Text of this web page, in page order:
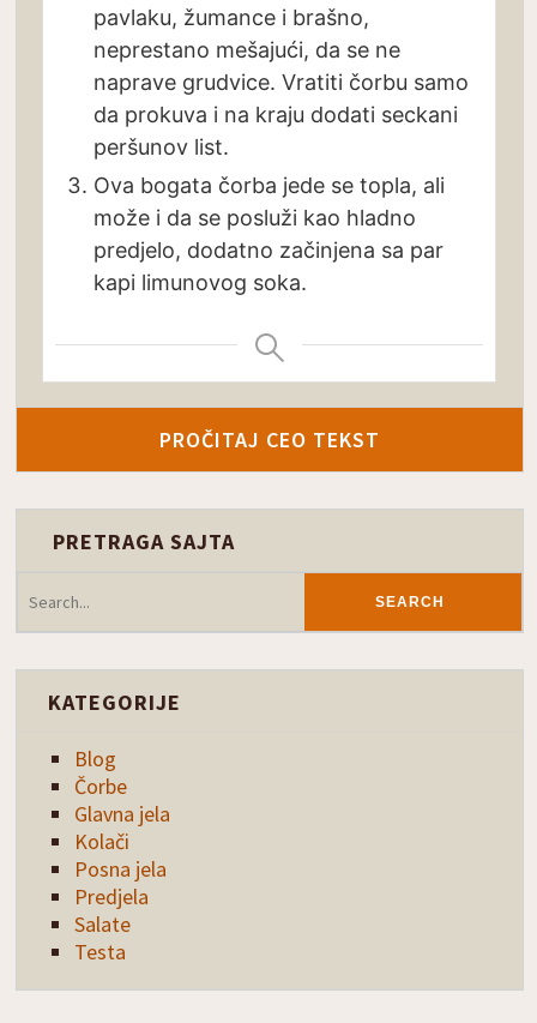
pavlaku, žumance i brašno,
neprestano mešajući, da se ne
naprave grudvice. Vratiti čorbu samo
da prokuva i na kraju dodati seckani
peršunov list.
Ova bogata čorba jede se topla, ali
može i da se posluži kao hladno
predjelo, dodatno začinjena sa par
kapi limunovog soka.
PROČITAJ CEO TEKST
PRETRAGA SAJTA
KATEGORIJE
Blog
Čorbe
Glavna jela
Kolači
Posna jela
Predjela
Salate
Testa